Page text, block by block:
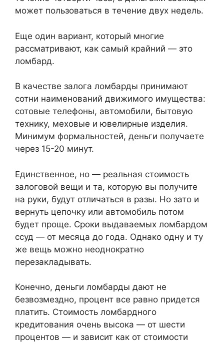
может пользоваться в течение двух недель.
Еще один вариант, который многие
рассматривают, как самый крайний — это
ломбард.
В качестве залога ломбарды принимают
сотни наименований движимого имущества:
сотовые телефоны, автомобили, бытовую
технику, меховые и ювелирные изделия.
Минимум формальностей, деньги получаете
через 15-20 минут.
Единственное, но — реальная стоимость
залоговой вещи и та, которую вы получите
на руки, будут отличаться в разы. Но зато и
вернуть цепочку или автомобиль потом
будет проще. Сроки выдаваемых ломбардом
ссуд — от месяца до года. Однако одну и ту
же вещь можно неоднократно
перезакладывать.
Конечно, деньги ломбарды дают не
безвозмездно, процент все равно придется
платить. Стоимость ломбардного
кредитования очень высока — от шести
процентов — и зависит как от стоимости